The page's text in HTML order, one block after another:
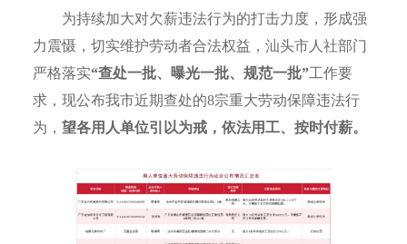
为持续加大对欠薪违法行为的打击力度，形成强
力震慑，切实维护劳动者合法权益，汕头市人社部门
严格落实“查处一批、曝光一批、规范一批”工作要
求，现公布我市近期查处的8宗重大劳动保障违法行
为 ， 望各用人单位引以为戒，依法用工、按时付薪。